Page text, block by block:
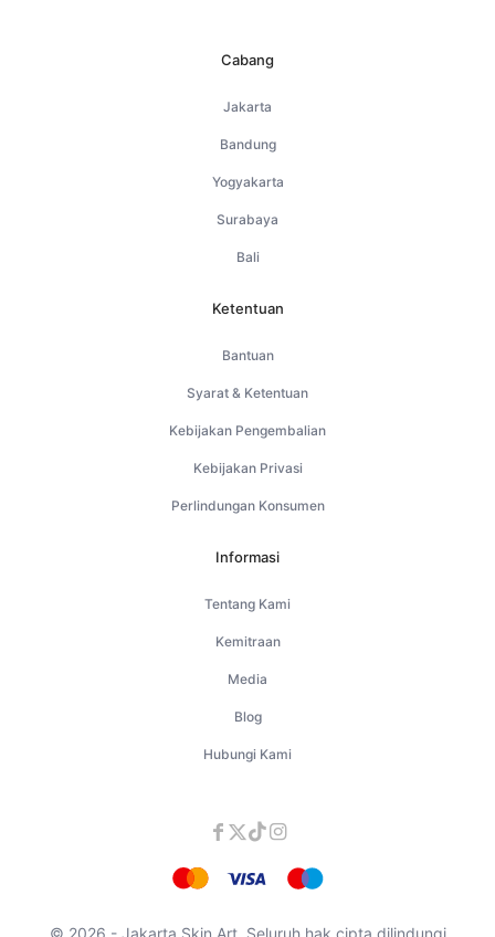
Cabang
Jakarta
Bandung
Yogyakarta
Surabaya
Bali
Ketentuan
Bantuan
Syarat & Ketentuan
Kebijakan Pengembalian
Kebijakan Privasi
Perlindungan Konsumen
Informasi
Tentang Kami
Kemitraan
Media
Blog
Hubungi Kami
© 2026 - Jakarta Skin Art. Seluruh hak cipta dilindungi